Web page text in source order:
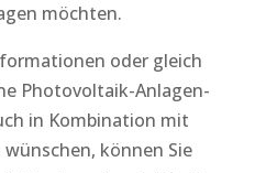
möchten.
oder gleich
Photovoltaik-Anlagen-
in Kombination mit
können Sie